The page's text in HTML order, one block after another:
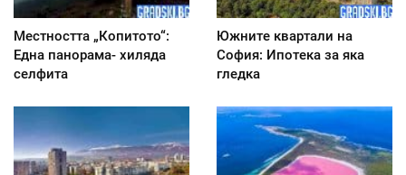
Местността „Копитото“:
Една панорама- хиляда
селфита
Южните квартали на
София: Ипотека за яка
гледка